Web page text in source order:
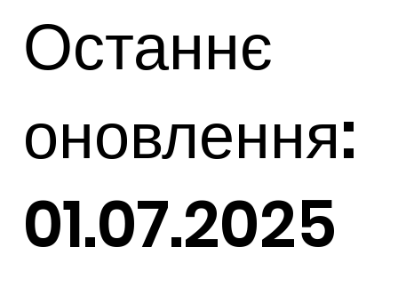
Останнє
оновлення:
01.07.2025